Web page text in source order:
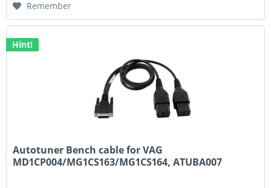
Remember
Hint!
Autotuner Bench cable for VAG
MD1CP004/MG1CS163/MG1CS164, ATUBA007